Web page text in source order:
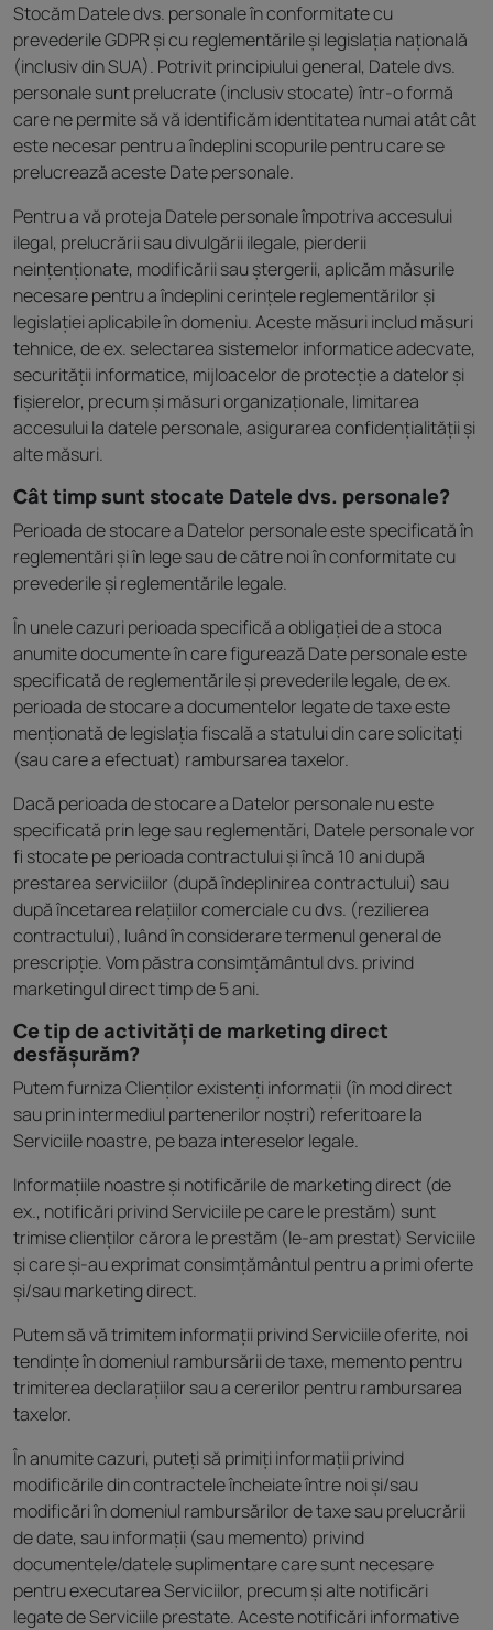
Stocăm Datele dvs. personale în conformitate cu
prevederile GDPR și cu reglementările și legislația națională
(inclusiv din SUA). Potrivit principiului general, Datele dvs.
personale sunt prelucrate (inclusiv stocate) într-o formă
care ne permite să vă identificăm identitatea numai atât cât
este necesar pentru a îndeplini scopurile pentru care se
prelucrează aceste Date personale.
Pentru a vă proteja Datele personale împotriva accesului
ilegal, prelucrării sau divulgării ilegale, pierderii
neințenționate, modificării sau ștergerii, aplicăm măsurile
necesare pentru a îndeplini cerințele reglementărilor și
legislației aplicabile în domeniu. Aceste măsuri includ măsuri
tehnice, de ex. selectarea sistemelor informatice adecvate,
securității informatice, mijloacelor de protecție a datelor și
fișierelor, precum și măsuri organizaționale, limitarea
accesului la datele personale, asigurarea confidențialității și
alte măsuri.
Cât timp sunt stocate Datele dvs. personale?
Perioada de stocare a Datelor personale este specificată în
reglementări și în lege sau de către noi în conformitate cu
prevederile și reglementările legale.
În unele cazuri perioada specifică a obligației de a stoca
anumite documente în care figurează Date personale este
specificată de reglementările și prevederile legale, de ex.
perioada de stocare a documentelor legate de taxe este
menționată de legislația fiscală a statului din care solicitați
(sau care a efectuat) rambursarea taxelor.
Dacă perioada de stocare a Datelor personale nu este
specificată prin lege sau reglementări, Datele personale vor
fi stocate pe perioada contractului și încă 10 ani după
prestarea serviciilor (după îndeplinirea contractului) sau
după încetarea relațiilor comerciale cu dvs. (rezilierea
contractului), luând în considerare termenul general de
prescripție. Vom păstra consimțământul dvs. privind
marketingul direct timp de 5 ani.
Ce tip de activități de marketing direct
desfășurăm?
Putem furniza Clienților existenți informații (în mod direct
sau prin intermediul partenerilor noștri) referitoare la
Serviciile noastre, pe baza intereselor legale.
Informațiile noastre și notificările de marketing direct (de
ex., notificări privind Serviciile pe care le prestăm) sunt
trimise clienților cărora le prestăm (le-am prestat) Serviciile
și care și-au exprimat consimțământul pentru a primi oferte
și/sau marketing direct.
Putem să vă trimitem informații privind Serviciile oferite, noi
tendințe în domeniul rambursării de taxe, memento pentru
trimiterea declarațiilor sau a cererilor pentru rambursarea
taxelor.
În anumite cazuri, puteți să primiți informații privind
modificările din contractele încheiate între noi și/sau
modificări în domeniul rambursărilor de taxe sau prelucrării
de date, sau informații (sau memento) privind
documentele/datele suplimentare care sunt necesare
pentru executarea Serviciilor, precum și alte notificări
legate de Serviciile prestate. Aceste notificări informative